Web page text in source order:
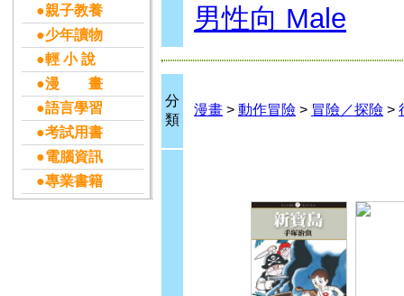
●親子教養
●少年讀物
●輕 小 說
●漫 畫
●語言學習
●考試用書
●電腦資訊
●專業書籍
男性向 Male
分
類
漫畫 > 動作冒險 > 冒險／探險 >